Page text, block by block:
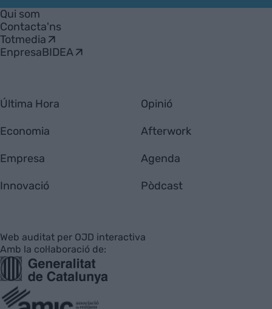
Empresa
Qui som
Contacta'ns
Totmedia
EnpresaBIDEA
Última Hora
Economia
Empresa
Innovació
Opinió
Afterwork
Agenda
Pòdcast
Web auditat per OJD interactiva
Amb la col·laboració de: